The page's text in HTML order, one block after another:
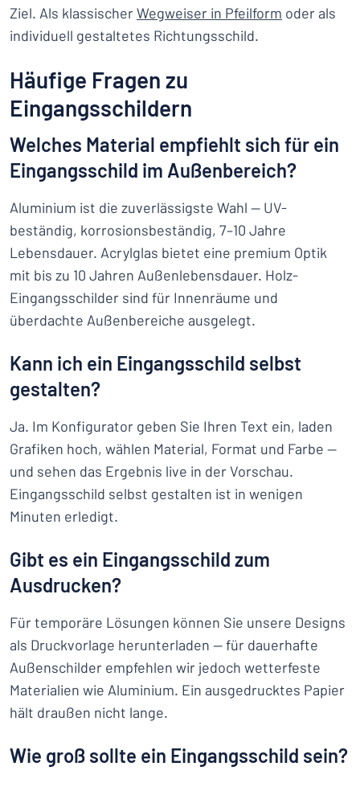
Ziel. Als klassischerWegweiser in Pfeilform oder als
individuell gestaltetes Richtungsschild.
Häufige Fragen zu
Eingangsschildern
Welches Material empfiehlt sich für ein
Eingangsschild im Außenbereich?
Aluminium ist die zuverlässigste Wahl — UV-
beständig, korrosionsbeständig, 7–10 Jahre
Lebensdauer. Acrylglas bietet eine premium Optik
mit bis zu 10 Jahren Außenlebensdauer. Holz-
Eingangsschilder sind für Innenräume und
überdachte Außenbereiche ausgelegt.
Kann ich ein Eingangsschild selbst
gestalten?
Ja. Im Konfigurator geben Sie Ihren Text ein, laden
Grafiken hoch, wählen Material, Format und Farbe —
und sehen das Ergebnis live in der Vorschau.
Eingangsschild selbst gestalten ist in wenigen
Minuten erledigt.
Gibt es ein Eingangsschild zum
Ausdrucken?
Für temporäre Lösungen können Sie unsere Designs
als Druckvorlage herunterladen — für dauerhafte
Außenschilder empfehlen wir jedoch wetterfeste
Materialien wie Aluminium. Ein ausgedrucktes Papier
hält draußen nicht lange.
Wie groß sollte ein Eingangsschild sein?